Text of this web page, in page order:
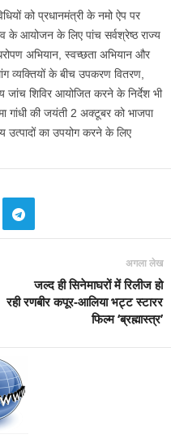
को प्रधानमंत्री के नमो ऐप पर
आयोजन के लिए पांच सर्वश्रेष्ठ राज्य
अभियान, स्वच्छता अभियान और
व्यक्तियों के बीच उपकरण वितरण,
जांच शिविर आयोजित करने के निर्देश भी
गांधी की जयंती 2 अक्टूबर को भाजपा
उत्पादों का उपयोग करने के लिए
अगला लेख
जल्द ही सिनेमाघरों में रिलीज हो
रही रणबीर कपूर-आलिया भट्ट स्टारर
फिल्म ‘ब्रह्मास्त्र’